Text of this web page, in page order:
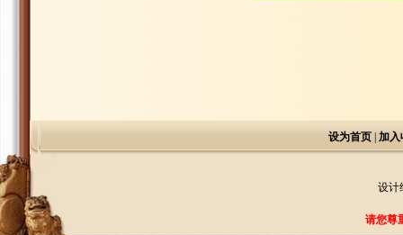
设为首页| 加入
设计
请您尊